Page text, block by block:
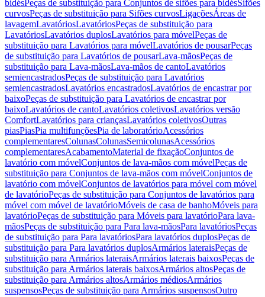
bidésPeças de substituição para Conjuntos de sifões para bidésSifões
curvosPeças de substituição para Sifões curvosLigaçõesÁreas de
lavagemLavatóriosLavatóriosPeças de substituição para
LavatóriosLavatórios duplosLavatórios para móvelPeças de
substituição para Lavatórios para móvelLavatórios de pousarPeças
de substituição para Lavatórios de pousarLava-mãosPeças de
substituição para Lava-mãosLava-mãos de cantoLavatórios
semiencastradosPeças de substituição para Lavatórios
semiencastradosLavatórios encastradosLavatórios de encastrar por
baixoPeças de substituição para Lavatórios de encastrar por
baixoLavatórios de cantoLavatórios coletivosLavatórios versão
ComfortLavatórios para criançasLavatórios coletivosOutras
piasPiasPia multifunçõesPia de laboratórioAcessórios
complementaresColunasColunasSemicolunasAcessórios
complementaresAcabamentoMaterial de fixaçãoConjuntos de
lavatório com móvelConjuntos de lava-mãos com móvelPeças de
substituição para Conjuntos de lava-mãos com móvelConjuntos de
lavatório com móvelConjuntos de lavatórios para móvel com móvel
de lavatórioPeças de substituição para Conjuntos de lavatórios para
móvel com móvel de lavatórioMóveis de casa de banhoMóveis para
lavatórioPeças de substituição para Móveis para lavatórioPara lava-
mãosPeças de substituição para Para lava-mãosPara lavatóriosPeças
de substituição para Para lavatóriosPara lavatórios duplosPeças de
substituição para Para lavatórios duplosArmários lateraisPeças de
substituição para Armários lateraisArmários laterais baixosPeças de
substituição para Armários laterais baixosArmários altosPeças de
substituição para Armários altosArmários médiosArmários
suspensosPeças de substituição para Armários suspensosOutro